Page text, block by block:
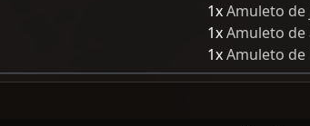
1xAmuleto de
1xAmuleto
1xAmuleto de